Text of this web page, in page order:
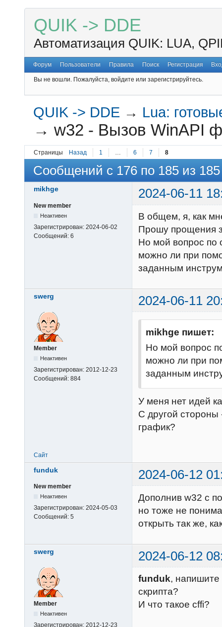
QUIK -> DDE
Автоматизация QUIK: LUA,
Форум Пользователи Правила Поиск Регистрация
Вы не вошли. Пожалуйста, войдите или зарегистрируйтесь.
QUIK -> DDE → Lua:
→w32 - Вызов WinAPI
Страницы Назад 1 6 7 8
Сообщений с 176 по 185 из 185
mikhge 2024-06-11
New member
Неактивен
Зарегистрирован: 2024-06-02
Сообщений: 6
В общем, я, как
Прошу прощения
Но мой вопрос по
можно ли при
заданным
swerg 2024-06-11
Member
Неактивен
Зарегистрирован: 2012-12-23
Сообщений: 884
mikhge пишет:
Но мой вопрос
можно ли при
заданным
У меня нет идей
С другой стороны
график?
Сайт
funduk 2024-06-12
New member
Неактивен
Зарегистрирован: 2024-05-03
Сообщений: 5
Дополнив w32 с
но тоже не
открыть так же,
swerg 2024-06-12
Member
Неактивен
Зарегистрирован: 2012-12-23
funduk, напишите
скрипта?
И что такое cffi?